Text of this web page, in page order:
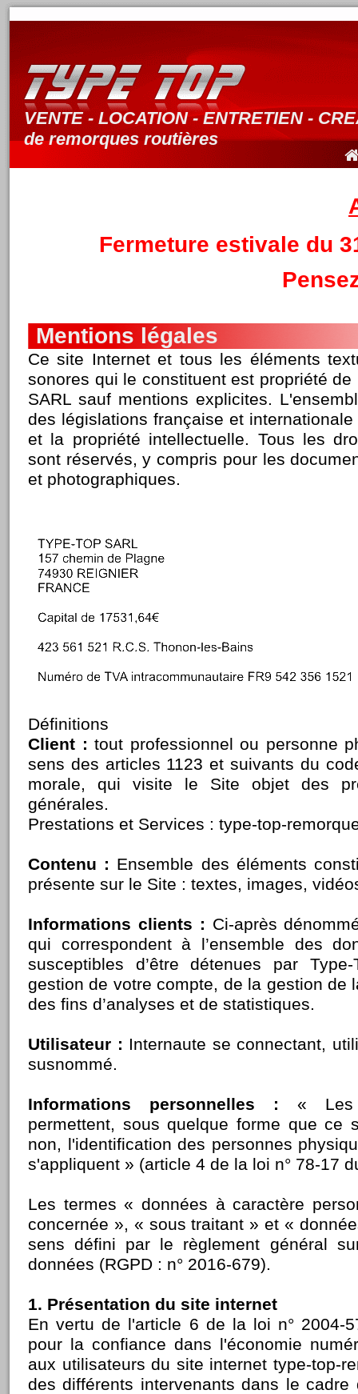
VENTE - LOCATION - ENTRETIEN -
de remorques routières
Fermeture estivale du
Mentions légales
Ce site Internet et tous les éléments
sonores qui le constituent est propriété de
SARL sauf mentions explicites.
des législations française et
et la propriété intellectuelle. Tous les
sont réservés, y compris pour les
et photographiques.
Définitions
Client : tout professionnel ou personne
sens des articles 1123 et suivants du
morale, qui visite le Site objet des
générales.
Prestations et Services : type-top-
Contenu : Ensemble des éléments
présente sur le Site : textes, images,
Informations clients : Ci-après
qui correspondent à l’ensemble des
susceptibles d’être détenues par
gestion de votre compte, de la gestion de
des fins d’analyses et de statistiques.
Utilisateur : Internaute se connectant,
susnommé.
Informations personnelles : « Les
permettent, sous quelque forme que ce
non, l'identification des personnes
s'appliquent » (article 4 de la loi n° 78-17
Les termes « données à caractère
concernée », « sous traitant » et «
sens défini par le règlement général
données (RGPD : n° 2016-679).
1. Présentation du site internet
En vertu de l'article 6 de la loi n° 2004-
pour la confiance dans l'économie
aux utilisateurs du site internet type-top-
des différents intervenants dans le